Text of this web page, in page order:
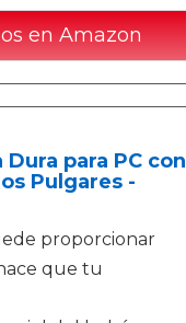
en Amazon
para PC con
Pulgares -
proporcionar
que tu